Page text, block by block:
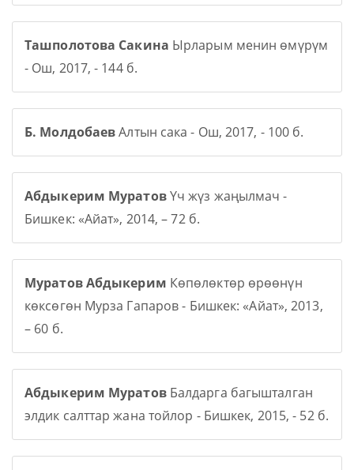
Ташполотова Сакина Ырларым менин өмүрүм
- Ош, 2017, - 144 б.
Б. МолдобаевАлтын сака - Ош, 2017, - 100 б.
Абдыкерим МуратовҮч жүз жаңылмач -
Бишкек: «Айат», 2014, – 72 б.
Муратов Абдыкерим Көпөлөктөр өрөөнүн
көксөгөн Мурза Гапаров - Бишкек: «Айат», 2013,
– 60 б.
Абдыкерим МуратовБалдарга багышталган
элдик салттар жана тойлор - Бишкек, 2015, - 52 б.